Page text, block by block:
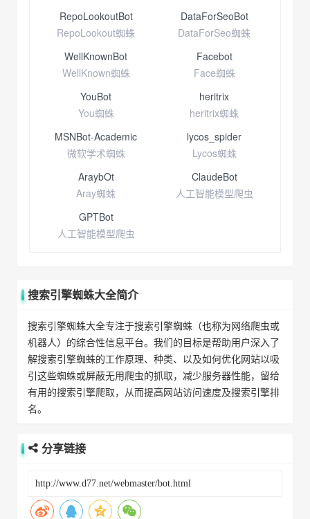
RepoLookoutBot
RepoLookout蜘蛛
DataForSeoBot
DataForSeo蜘蛛
WellKnownBot
WellKnown蜘蛛
Facebot
Face蜘蛛
YouBot
You蜘蛛
heritrix
heritrix蜘蛛
MSNBot-Academic
微软学术蜘蛛
lycos_spider
Lycos蜘蛛
AraybOt
Aray蜘蛛
ClaudeBot
人工智能模型爬虫
GPTBot
人工智能模型爬虫
搜索引擎蜘蛛大全简介
搜索引擎蜘蛛大全专注于搜索引擎蜘蛛（也称为网络爬虫或
机器人）的综合性信息平台。我们的目标是帮助用户深入了
解搜索引擎蜘蛛的工作原理、种类、以及如何优化网站以吸
引这些蜘蛛或屏蔽无用爬虫的抓取，减少服务器性能，留给
有用的搜索引擎爬取，从而提高网站访问速度及搜索引擎排
名。
分享链接